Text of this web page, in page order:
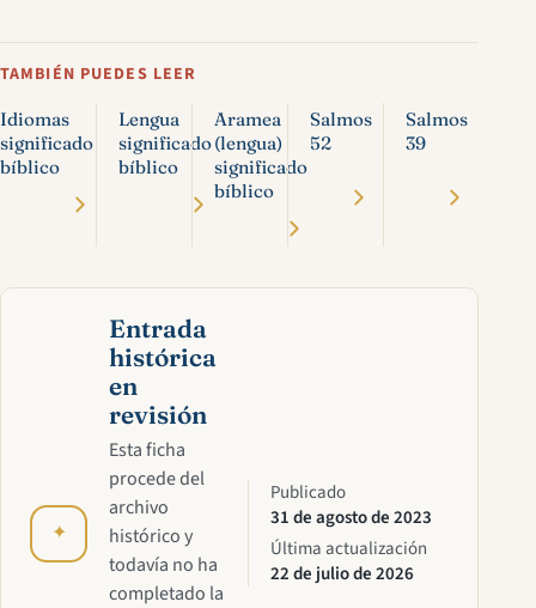
TAMBIÉN PUEDES LEER
Idiomas
significado
bíblico
Lengua
significado
bíblico
Aramea
(lengua)
significado
bíblico
Salmos
52
Salmos
39
✦
Entrada
histórica
en
revisión
Esta ficha
procede del
archivo
histórico y
todavía no ha
completado la
Publicado
31 de agosto de 2023
Última actualización
22 de julio de 2026